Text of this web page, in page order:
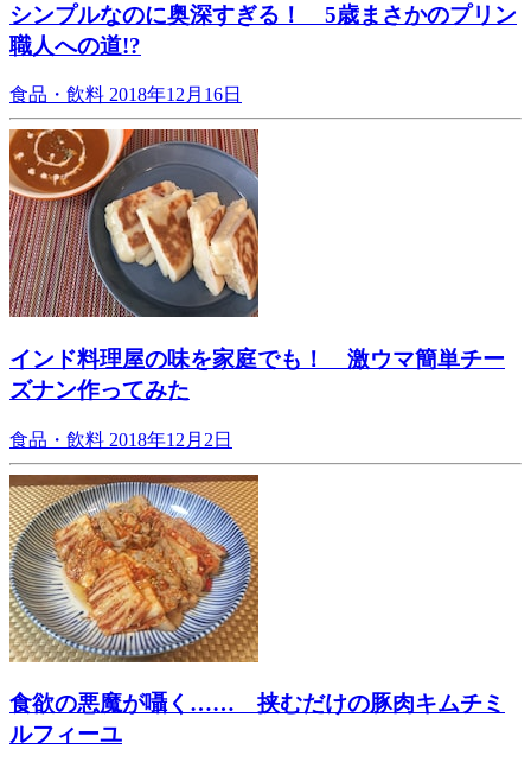
シンプルなのに奥深すぎる！ 5歳まさかのプリン
職人への道!?
食品・飲料 2018年12月16日
インド料理屋の味を家庭でも！ 激ウマ簡単チー
ズナン作ってみた
食品・飲料 2018年12月2日
食欲の悪魔が囁く…… 挟むだけの豚肉キムチミ
ルフィーユ